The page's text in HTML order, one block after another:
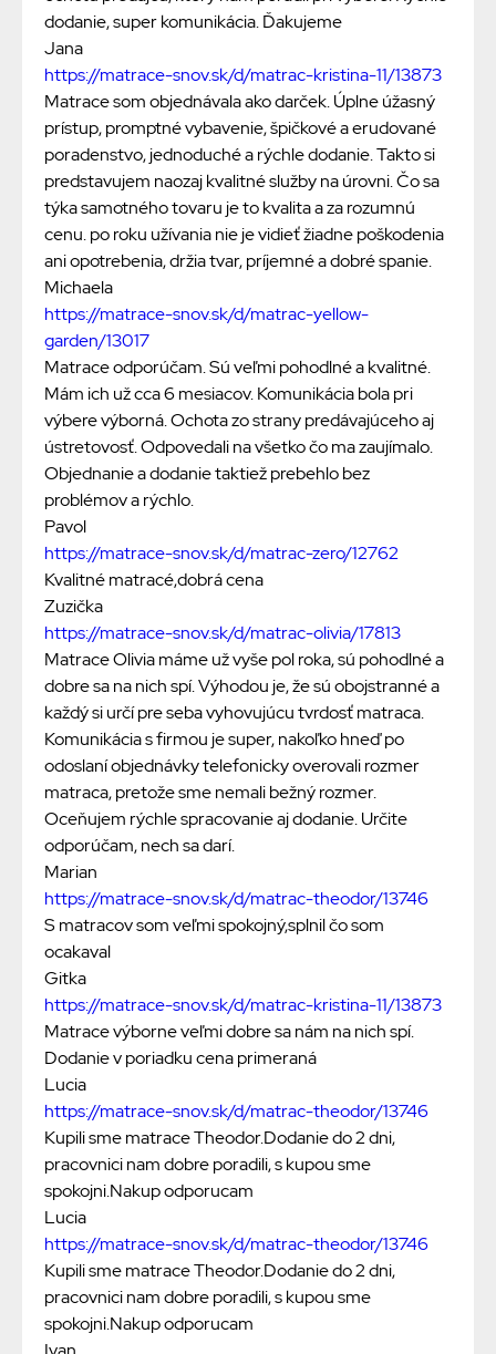
dodanie, super komunikácia. Ďakujeme
Jana
https://matrace-snov.sk/d/matrac-kristina-11/13873
Matrace som objednávala ako darček. Úplne úžasný
prístup, promptné vybavenie, špičkové a erudované
poradenstvo, jednoduché a rýchle dodanie. Takto si
predstavujem naozaj kvalitné služby na úrovni. Čo sa
týka samotného tovaru je to kvalita a za rozumnú
cenu. po roku užívania nie je vidieť žiadne poškodenia
ani opotrebenia, držia tvar, príjemné a dobré spanie.
Michaela
https://matrace-snov.sk/d/matrac-yellow-
garden/13017
Matrace odporúčam. Sú veľmi pohodlné a kvalitné.
Mám ich už cca 6 mesiacov. Komunikácia bola pri
výbere výborná. Ochota zo strany predávajúceho aj
ústretovosť. Odpovedali na všetko čo ma zaujímalo.
Objednanie a dodanie taktiež prebehlo bez
problémov a rýchlo.
Pavol
https://matrace-snov.sk/d/matrac-zero/12762
Kvalitné matracé,dobrá cena
Zuzička
https://matrace-snov.sk/d/matrac-olivia/17813
Matrace Olivia máme už vyše pol roka, sú pohodlné a
dobre sa na nich spí. Výhodou je, že sú obojstranné a
každý si určí pre seba vyhovujúcu tvrdosť matraca.
Komunikácia s firmou je super, nakoľko hneď po
odoslaní objednávky telefonicky overovali rozmer
matraca, pretože sme nemali bežný rozmer.
Oceňujem rýchle spracovanie aj dodanie. Určite
odporúčam, nech sa darí.
Marian
https://matrace-snov.sk/d/matrac-theodor/13746
S matracov som veľmi spokojný,splnil čo som
ocakaval
Gitka
https://matrace-snov.sk/d/matrac-kristina-11/13873
Matrace výborne veľmi dobre sa nám na nich spí.
Dodanie v poriadku cena primeraná
Lucia
https://matrace-snov.sk/d/matrac-theodor/13746
Kupili sme matrace Theodor.Dodanie do 2 dni,
pracovnici nam dobre poradili, s kupou sme
spokojni.Nakup odporucam
Lucia
https://matrace-snov.sk/d/matrac-theodor/13746
Kupili sme matrace Theodor.Dodanie do 2 dni,
pracovnici nam dobre poradili, s kupou sme
spokojni.Nakup odporucam